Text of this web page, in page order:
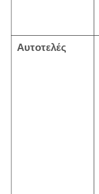
Αυτοτελές